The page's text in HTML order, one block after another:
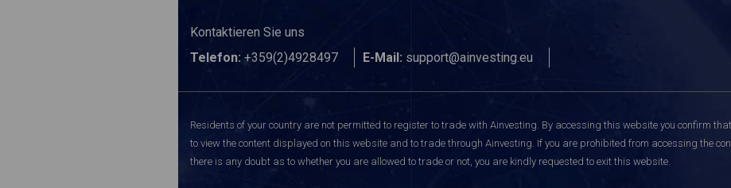
Kontaktieren Sie uns
Telefon: +359(2)4928497 E-Mail: support@ainvesting.eu
Residents of your country are not permitted to register to trade with Ainvesting. By accessing this website you confirm
to view the content displayed on this website and to trade through Ainvesting. If you are prohibited from accessing the
there is any doubt as to whether you are allowed to trade or not, you are kindly requested to exit this website.